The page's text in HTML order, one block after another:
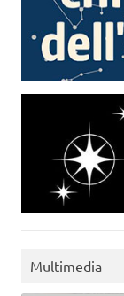
Multimedia